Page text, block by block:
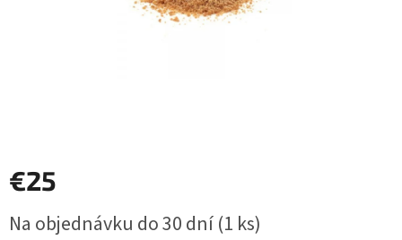
€25
cena:
Na objednávku do 30 dní(1 ks)